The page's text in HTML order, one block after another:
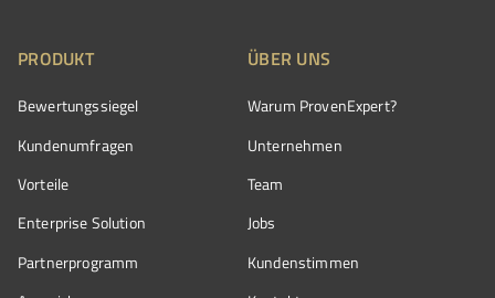
PRODUKT
Bewertungssiegel
Kundenumfragen
Vorteile
Enterprise Solution
Partnerprogramm
ÜBER UNS
Warum ProvenExpert?
Unternehmen
Team
Jobs
Kundenstimmen